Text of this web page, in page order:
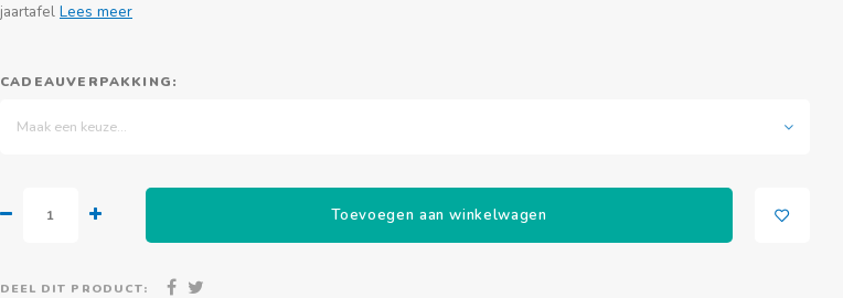
jaartafel Lees meer
CADEAUVERPAKKING:
Maak een keuze...
Toevoegen aan winkelwagen
DEEL DIT PRODUCT: